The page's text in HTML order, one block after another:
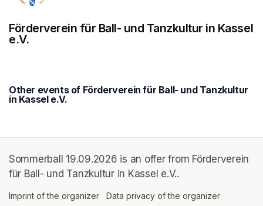
Förderverein für Ball- und Tanzkultur in Kassel
e.V.
Other events of Förderverein für Ball- und Tanzkultur
in Kassel e.V.
Sommerball 19.09.2026 is an offer from Förderverein
für Ball- und Tanzkultur in Kassel e.V..
Imprint of the organizer (opens in a new tab)
Data privacy of the organizer